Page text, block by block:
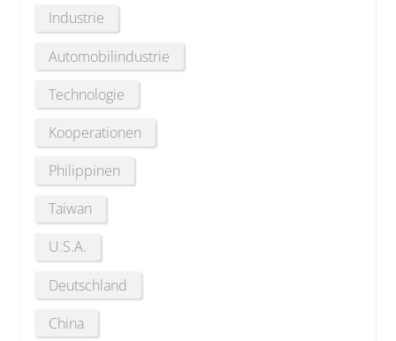
Industrie
Automobilindustrie
Technologie
Kooperationen
Philippinen
Taiwan
U.S.A.
Deutschland
China